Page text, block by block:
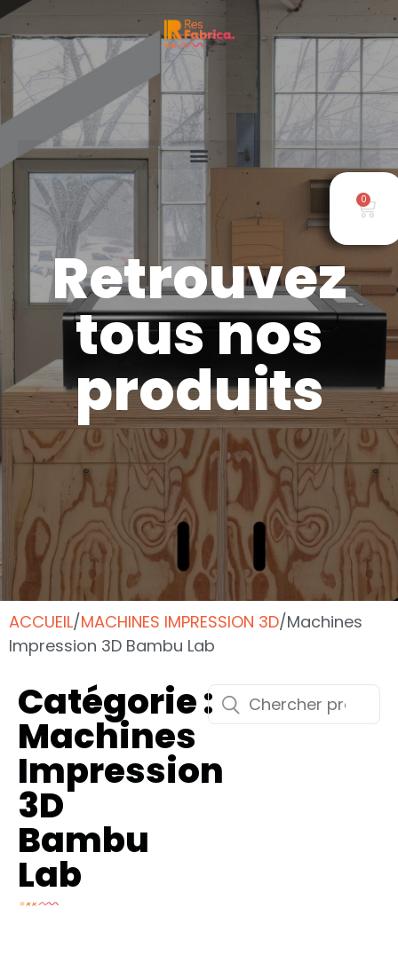
Retrouvez
tous nos
produits
0
ACCUEIL/MACHINES IMPRESSION 3D/Machines
Impression 3D Bambu Lab
Catégorie :
Machines
Impression
3D
Bambu
Lab